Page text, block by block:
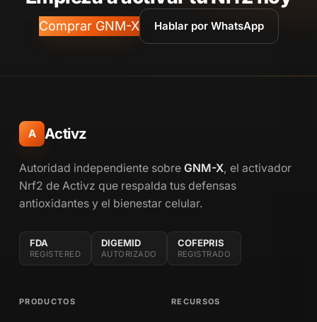
Comprar GNM-X Hablar por WhatsApp
A Activz
Autoridad independiente sobre GNM-X, el activador
Nrf2 de Activz que respalda tus defensas
antioxidantes y el bienestar celular.
FDA
REGISTERED
DIGEMID
AUTORIZADO
COFEPRIS
REGISTRADO
PRODUCTOS RECURSOS